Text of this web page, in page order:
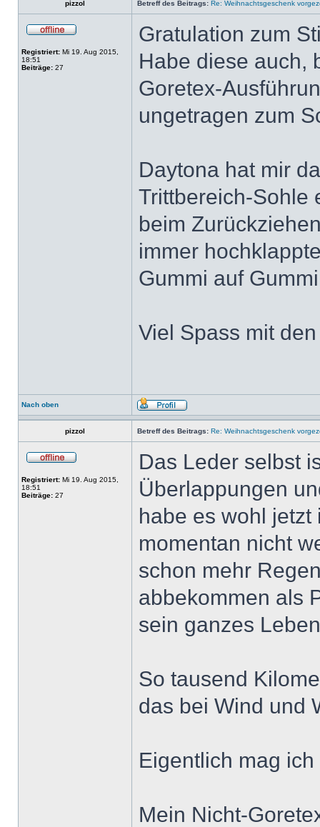
pizzol Betreff des Beitrags: Re: Weihnachtsgeschenk
Registriert: Mi 19. Aug 2015,
18:51
Beiträge: 27
Gratulation zum
Habe diese auch,
Goretex-
ungetragen zum
Daytona hat mir
Trittbereich-Sohle
beim
immer
Gummi auf
Viel Spass mit
Nach oben
pizzol Betreff des Beitrags: Re: Weihnachtsgeschenk
Registriert: Mi 19. Aug 2015,
18:51
Beiträge: 27
Das Leder selbst
Überlappungen
habe es wohl jetzt
momentan nicht
schon mehr
abbekommen als
sein ganzes
So tausend
das bei Wind und
Eigentlich mag
Mein Nicht-